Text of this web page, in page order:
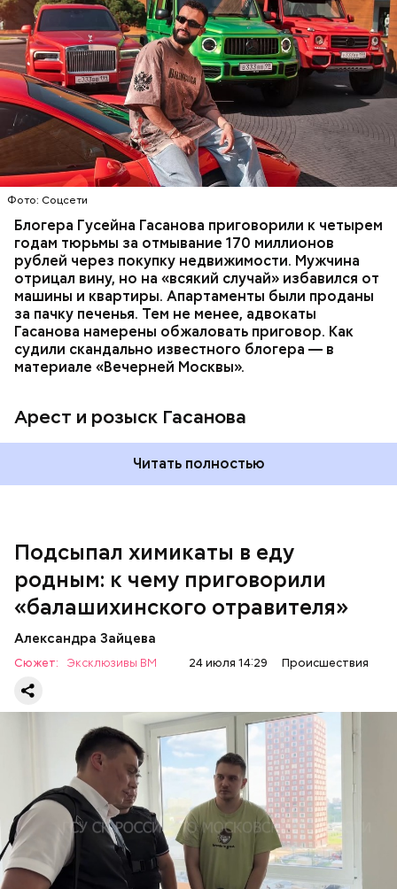
Фото: Соцсети
Блогера Гусейна Гасанова приговорили к четырем
годам тюрьмы за отмывание 170 миллионов
рублей через покупку недвижимости. Мужчина
отрицал вину, но на «всякий случай» избавился от
машины и квартиры. Апартаменты были проданы
за пачку печенья. Тем не менее, адвокаты
Гасанова намерены обжаловать приговор. Как
судили скандально известного блогера — в
материале «Вечерней Москвы».
Арест и розыск Гасанова
В мае 2025 года МВД РФ объявило в
международный розыскблогера Гусейна Гасанова.
В его отношении возбудили уголовное дело о
неуплате налогов и легализации преступных
доходов в особо крупном размере. В тот же день
мужчину заочно арестовали.
Фото: База розыска МВД РФ
Читать полностью
НАЛОГИ ПОИСК ЛЮДЕЙ ДЕНЬГИ
МВД
ГАСАН ГУСЕЙНОВ
Подсыпал химикаты в еду
родным: к чему приговорили
«балашихинского отравителя»
Александра Зайцева
Сюжет: Эксклюзивы ВМ 24 июля 14:29 Происшествия
Все началось в июне, когда двое супругов
обратились в местную больницу с жалобами на
плохое самочувствие. Врачи не смогли поставить
им точный диагноз, после чего анализы
потерпевших направили на экспертизу. В них
Play
Video
Видео: пресс-служба ГСУ СК по Московской области
Началось расследование. В квартире потерпевших
Также отравленную пищу ела его младшая сестра.
Молодого человека задержали. На первом же
допросе он признался, что планировал отравить
только отчима. Тогда следователи посчитали, что
мотивом преступления была квартира родителей,
которая в случае их смерти перешла бы сыну. Но
спустя несколько дней Миссюра заявил, что ранее
уже травил других людей.
ОТРАВЛЕНИЯ БАЛАШИХА
РОДИТЕЛИ